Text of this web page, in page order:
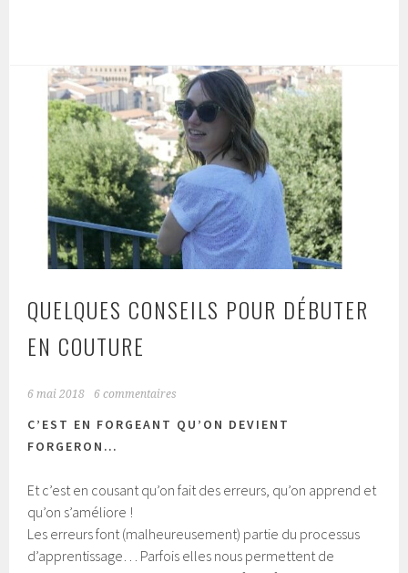
QUELQUES CONSEILS POUR DÉBUTER
EN COUTURE
6 mai 2018 6 commentaires
C’EST EN FORGEANT QU’ON DEVIENT
FORGERON…
Et c’est en cousant qu’on fait des erreurs, qu’on apprend et
qu’on s’améliore !
Les erreurs font (malheureusement) partie du processus
d’apprentissage… Parfois elles nous permettent de